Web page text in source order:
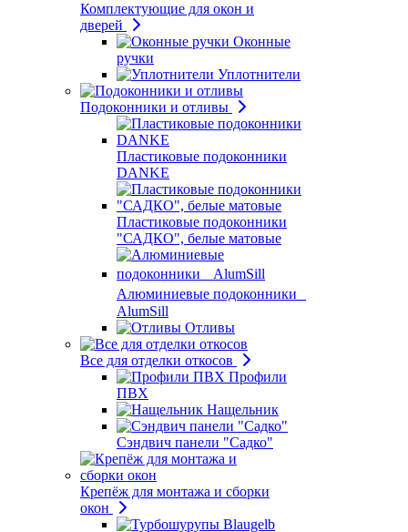
Комплектующие для окон и
дверей
Оконные
ручки
Уплотнители
Подоконники и отливы
Пластиковые подоконники
DANKE
Пластиковые подоконники
"САДКО", белые матовые
Алюминиевые подоконники
AlumSill
Отливы
Все для отделки откосов
Профили
ПВХ
Нащельник
Сэндвич панели "Садко"
Крепёж для монтажа и сборки
окон